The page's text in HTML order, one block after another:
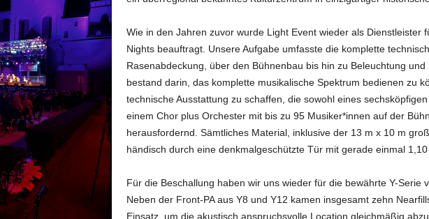
Wie in den Jahren zuvor wurde Light Event wieder als Dienstleister
Nights beauftragt. Unsere Aufgabe umfasste die komplette
Rasenabdeckung, über den Bühnenbau bis hin zu Beleuchtung
bestand darin, das komplette musikalische Spektrum bedienen zu
technische Ausstattung zu schaffen, die sowohl eines
einem Chor plus Orchester mit bis zu 95 Musiker*innen auf der
herausfordernd. Sämtliches Material, inklusive der 13 m x 10 m
händisch durch eine denkmalgeschützte Tür mit gerade einmal
Für die Beschallung haben wir uns wieder für die bewährte Y-Serie
Neben der Front-PA aus Y8 und Y12 kamen insgesamt zehn
Einsatz, um die akustisch anspruchsvolle Location gleichmäßig